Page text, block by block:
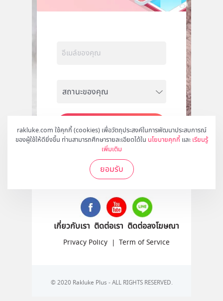
rakluke.com ใช้คุกกี้ (cookies) เพื่อวัตถุประสงค์ในการพัฒนาประสบการณ์
ของผู้ใช้ให้ดียิ่งขึ้น ท่านสามารถศึกษารายละเอียดได้ใน นโยบายคุกกี้ และ เรียนรู้
เพิ่มเติม
ยอมรับ
สมัคร
ติดตามเราได้ที่
เกี่ยวกับเรา ติดต่อเรา ติดต่อลงโฆษณา
Privacy Policy | Term of Service
© 2020 Rakluke Plus - ALL RIGHTS RESERVED.